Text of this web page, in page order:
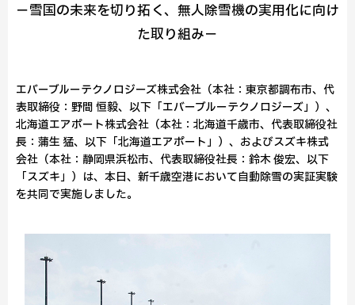
－雪国の未来を切り拓く、無人除雪機の実用化に向け
た取り組み－
エバーブルーテクノロジーズ株式会社（本社：東京都調布市、代
表取締役：野間 恒毅、以下「エバーブルーテクノロジーズ」）、
北海道エアポート株式会社（本社：北海道千歳市、代表取締役社
長：蒲生 猛、以下「北海道エアポート」）、およびスズキ株式
会社（本社：静岡県浜松市、代表取締役社長：鈴木 俊宏、以下
「スズキ」）は、本日、新千歳空港において自動除雪の実証実験
を共同で実施しました。